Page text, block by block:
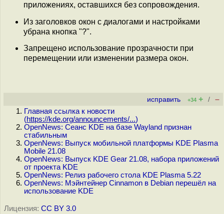
приложениях, оставшихся без сопровождения.
Из заголовков окон с диалогами и настройками
убрана кнопка "?".
Запрещено использование прозрачности при
перемещении или изменении размера окон.
исправить +34 + / –
Главная ссылка к новости
(https://kde.org/announcements/...)
OpenNews: Сеанс KDE на базе Wayland признан
стабильным
OpenNews: Выпуск мобильной платформы KDE Plasma
Mobile 21.08
OpenNews: Выпуск KDE Gear 21.08, набора приложений
от проекта KDE
OpenNews: Релиз рабочего стола KDE Plasma 5.22
OpenNews: Мэйнтейнер Cinnamon в Debian перешёл на
использование KDE
Лицензия: CC BY 3.0